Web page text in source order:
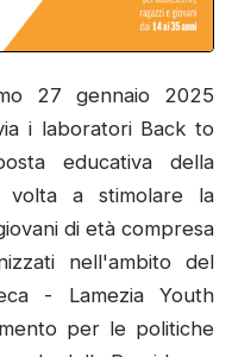
27 gennaio 2025
i laboratori Back to
educativa della
volta a stimolare la
di età compresa
nell'ambito del
- Lamezia Youth
per le politiche